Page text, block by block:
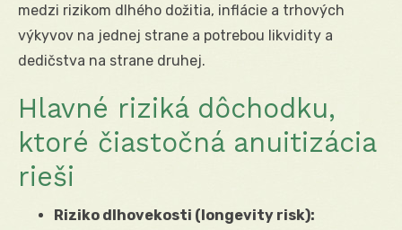
medzi rizikom dlhého dožitia, inflácie a trhových
výkyvov na jednej strane a potrebou likvidity a
dedičstva na strane druhej.
Hlavné riziká dôchodku,
ktoré čiastočná anuitizácia
rieši
Riziko dlhovekosti (longevity risk):